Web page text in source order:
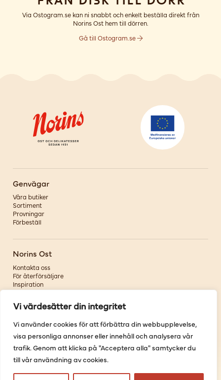
Vi värdesätter din integritet
Vi använder cookies för att förbättra din webbupplevelse,
visa personliga annonser eller innehåll och analysera vår
trafik. Genom att klicka på "Acceptera alla" samtycker du
till vår användning av cookies.
Via Ostogram.se kan ni snabbt och enkelt beställa direkt från
Norins Ost hem till dörren.
Gå till Ostogram.se
Genvägar
Våra butiker
Sortiment
Provningar
Förbeställ
Norins Ost
Kontakta oss
För återförsäljare
Inspiration
Om oss
Följ oss
Facebook
Instagram
Youtube